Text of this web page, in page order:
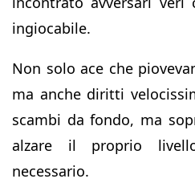
ingiocabile.
Non solo ace che
ma anche diritti
scambi da fondo, ma
alzare il proprio
necessario.